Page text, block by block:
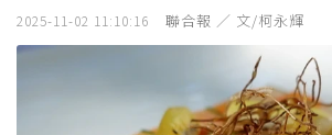
2025-11-02 11:10:16 聯合報 ／ 文/柯永輝